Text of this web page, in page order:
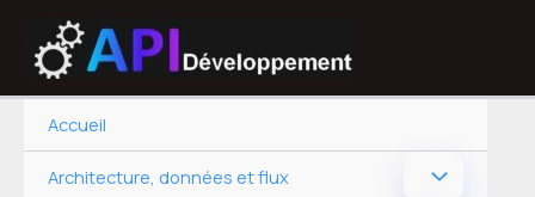
contenu
Accueil
Architecture, données et flux